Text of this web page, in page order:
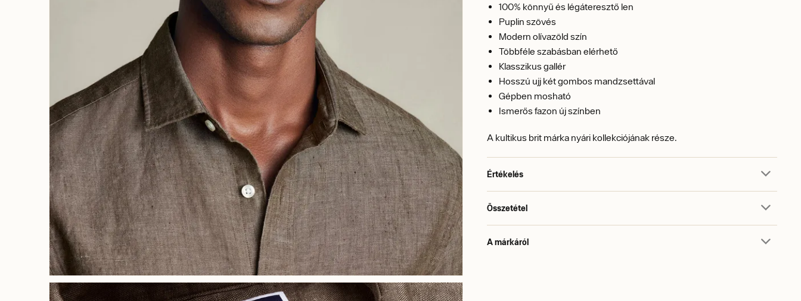
100% könnyű és légáteresztő len
Puplin szövés
Modern olívazöld szín
Többféle szabásban elérhető
Klasszikus gallér
Hosszú ujj két gombos mandzsettával
Gépben mosható
Ismerős fazon új színben
A kultikus brit márka nyári kollekciójának része.
Értékelés
Összetétel
A márkáról